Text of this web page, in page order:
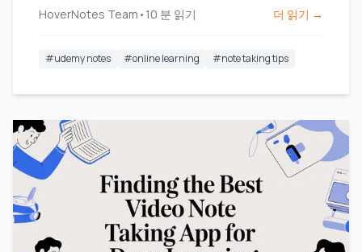
HoverNotes Team • 10 분 읽기 더 읽기 →
#udemy notes #online learning #note taking tips